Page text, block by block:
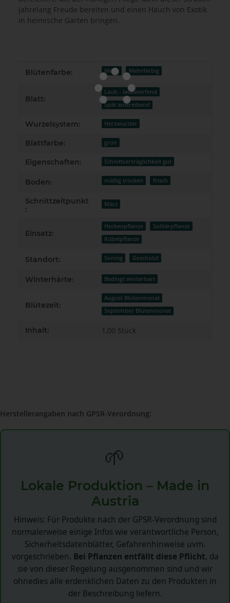
jahrelang Freude bereiten und einen Hauch von Exotik
in heimische Gärten bringen.
Produkteigenschaft
Wert
Blütenfarbe: Weiss Mehrfarbig
Blatt:
Laub - laubwerfend
Spät austreibend
Wurzelsystem: Herzwurzler
Blattfarbe: grün
Eigenschaften: Schnittverträglichkeit gut
Boden: mäßig trocken frisch
Schnittzeitpunkt
:
März
Einsatz:
Heckenpflanze
Solitärpflanze
Kübelpflanze
Standort: Sonnig Geschützt
Winterhärte: Bedingt winterhart
Blütezeit:
August Blütenmonat
September Blütenmonat
Inhalt: 1,00 Stück
Herstellerangaben nach GPSR-Verordnung:
🌱
Lokale Produktion – Made in
Austria
Hinweis: Für Produkte nach der GPSR-Verordnung sind
normalerweise einige Infos wie verantwortliche Person,
Sicherheitsdatenblätter, Gefahrenhinweise uvm.
vorgeschrieben. Bei Pflanzen entfällt diese Pflicht, da
sie von dieser Regelung ausgenommen sind und wir
ohnedies alle erdenklichen Daten zu den Produkten in
der Beschreibung liefern.